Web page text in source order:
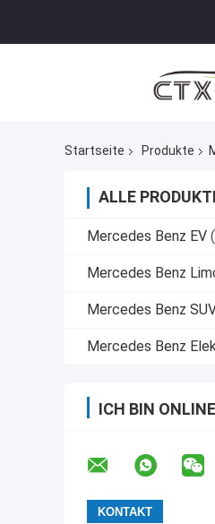
Startseite Produkte
ALLE
Mercedes Benz EV
Mercedes Benz
Mercedes Benz
Mercedes Benz
ICH BIN